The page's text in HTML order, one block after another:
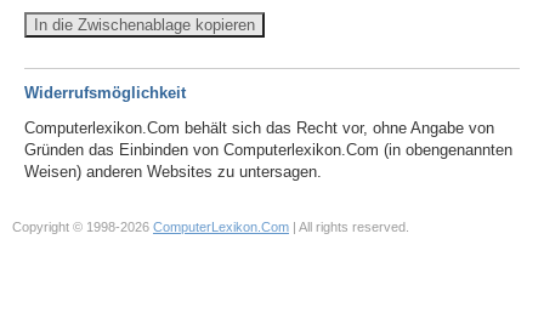
In die Zwischenablage kopieren
Widerrufsmöglichkeit
Computerlexikon.Com behält sich das Recht vor, ohne Angabe von
Gründen das Einbinden von Computerlexikon.Com (in obengenannten
Weisen) anderen Websites zu untersagen.
Copyright © 1998-2026 ComputerLexikon.Com | All rights reserved.